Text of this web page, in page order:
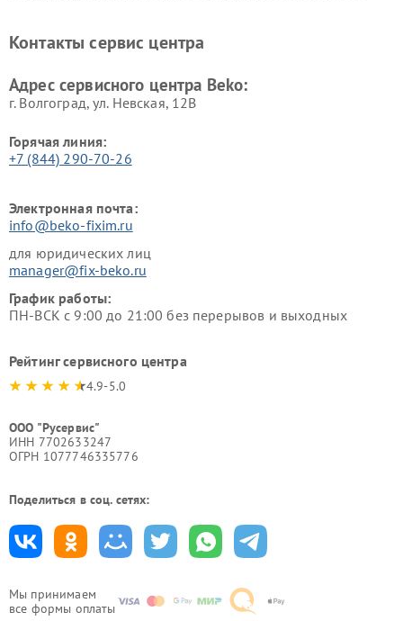
Мы принимаем
все формы оплаты
Ремонт холодильников Beko Ремонт морозильных камер
Контакты сервис центра
Адрес сервисного центра Beko:
г. Волгоград, ул. Невская, 12В
Горячая линия:
+7 (844) 290-70-26
Электронная почта:
info@beko-fixim.ru
для юридических лиц
manager@fix-beko.ru
График работы:
ПН-ВСК с 9:00 до 21:00 без перерывов и выходных
Рейтинг сервисного центра
4.9-5.0
ООО "Русервис"
ИНН 7702633247
ОГРН 1077746335776
Поделиться в соц. сетях: